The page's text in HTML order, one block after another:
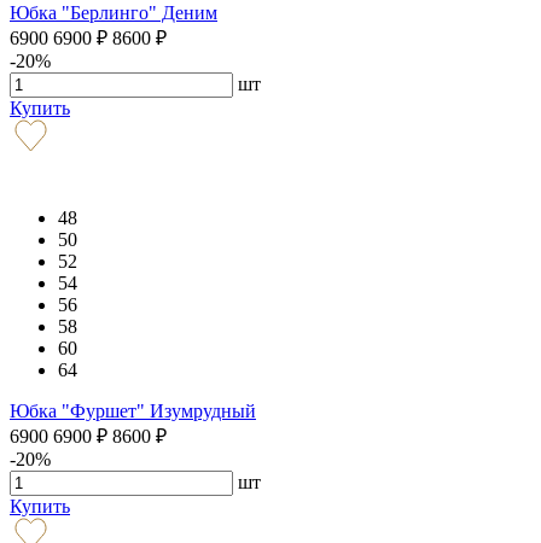
Юбка "Берлинго" Деним
6900 6900 ₽ 8600 ₽
-20%
шт
Купить
48
50
52
54
56
58
60
64
Юбка "Фуршет" Изумрудный
6900 6900 ₽ 8600 ₽
-20%
шт
Купить